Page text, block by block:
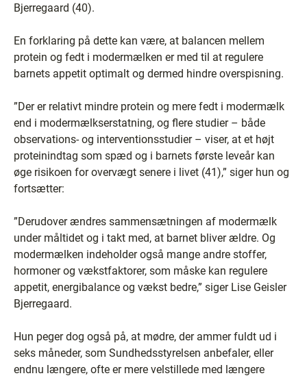
Bjerregaard (40).
En forklaring på dette kan være, at balancen mellem
protein og fedt i modermælken er med til at regulere
barnets appetit optimalt og dermed hindre overspisning.
”Der er relativt mindre protein og mere fedt i modermælk
end i modermælkserstatning, og flere studier – både
observations- og interventionsstudier – viser, at et højt
proteinindtag som spæd og i barnets første leveår kan
øge risikoen for overvægt senere i livet (41),” siger hun og
fortsætter:
”Derudover ændres sammensætningen af modermælk
under måltidet og i takt med, at barnet bliver ældre. Og
modermælken indeholder også mange andre stoffer,
hormoner og vækstfaktorer, som måske kan regulere
appetit, energibalance og vækst bedre,” siger Lise Geisler
Bjerregaard.
Hun peger dog også på, at mødre, der ammer fuldt ud i
seks måneder, som Sundhedsstyrelsen anbefaler, eller
endnu længere, ofte er mere velstillede med længere